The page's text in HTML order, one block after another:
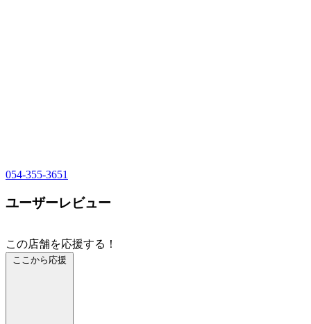
054-355-3651
ユーザーレビュー
この店舗を応援する！
ここから応援